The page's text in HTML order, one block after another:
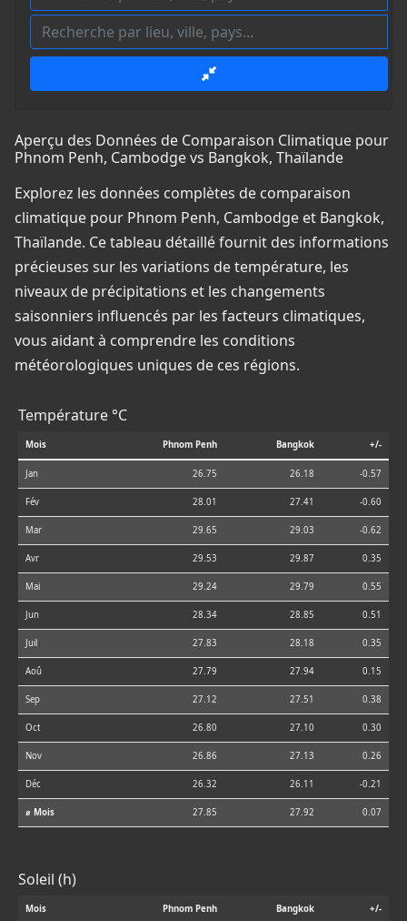
Aperçu des Données de Comparaison Climatique pour
Phnom Penh, Cambodge vs Bangkok, Thaïlande
Explorez les données complètes de comparaison
climatique pour Phnom Penh, Cambodge et Bangkok,
Thaïlande. Ce tableau détaillé fournit des informations
précieuses sur les variations de température, les
niveaux de précipitations et les changements
saisonniers influencés par les facteurs climatiques,
vous aidant à comprendre les conditions
météorologiques uniques de ces régions.
Température °C
Mois Phnom Penh Bangkok +/-
Jan 26.75 26.18 -0.57
Fév 28.01 27.41 -0.60
Mar 29.65 29.03 -0.62
Avr 29.53 29.87 0.35
Mai 29.24 29.79 0.55
Jun 28.34 28.85 0.51
Juil 27.83 28.18 0.35
Aoû 27.79 27.94 0.15
Sep 27.12 27.51 0.38
Oct 26.80 27.10 0.30
Nov 26.86 27.13 0.26
Déc 26.32 26.11 -0.21
⌀ Mois 27.85 27.92 0.07
Soleil (h)
Mois Phnom Penh Bangkok +/-